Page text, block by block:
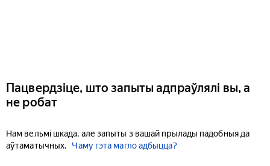
Пацвердзіце, што запыты адпраўлялі вы, а
не робат
Нам вельмі шкада, але запыты з вашай прылады падобныя да
аўтаматычных.
Чаму гэта магло адбыцца?